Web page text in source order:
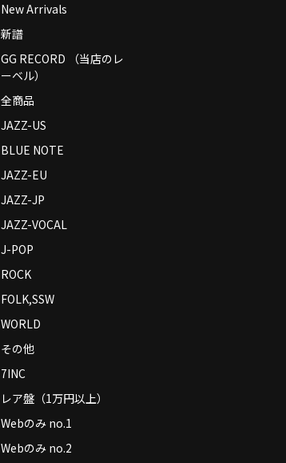
New Arrivals
新譜
GG RECORD （当店のレ
ーベル）
全商品
JAZZ-US
BLUE NOTE
JAZZ-EU
JAZZ-JP
JAZZ-VOCAL
J-POP
ROCK
FOLK,SSW
WORLD
その他
7INC
レア盤（1万円以上）
Webのみ no.1
Webのみ no.2